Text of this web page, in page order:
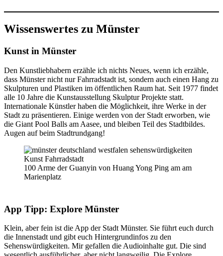
Wissenswertes zu Münster
Kunst in Münster
Den Kunstliebhabern erzähle ich nichts Neues, wenn ich erzähle,
dass Münster nicht nur Fahrradstadt ist, sondern auch einen Hang zu
Skulpturen und Plastiken im öffentlichen Raum hat. Seit 1977 findet
alle 10 Jahre die Kunstausstellung Skulptur Projekte statt.
Internationale Künstler haben die Möglichkeit, ihre Werke in der
Stadt zu präsentieren. Einige werden von der Stadt erworben, wie
die Giant Pool Balls am Aasee, und bleiben Teil des Stadtbildes.
Augen auf beim Stadtrundgang!
100 Arme der Guanyin von Huang Yong Ping am am
Marienplatz
App Tipp: Explore Münster
Klein, aber fein ist die App der Stadt Münster. Sie führt euch durch
die Innenstadt und gibt euch Hintergrundinfos zu den
Sehenswürdigkeiten. Mir gefallen die Audioinhalte gut. Die sind